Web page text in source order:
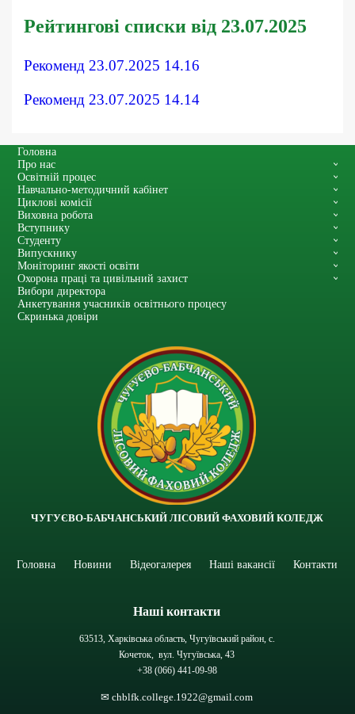
Рейтингові списки від 23.07.2025
Рекоменд 23.07.2025 14.16
Рекоменд 23.07.2025 14.14
Головна
Про нас
Освітній процес
Навчально-методичний кабінет
Циклові комісії
Виховна робота
Вступнику
Студенту
Випускнику
Моніторинг якості освіти
Охорона праці та цивільний захист
Вибори директора
Анкетування учасників освітнього процесу
Скринька довіри
ЧУГУЄВО-БАБЧАНСЬКИЙ ЛІСОВИЙ ФАХОВИЙ КОЛЕДЖ
Головна Новини Відеогалерея Наші вакансії Контакти
Наші контакти
63513, Харківська область, Чугуївський район, с.
Кочеток, вул. Чугуївська, 43
+38 (066) 441-09-98
✉ chblfk.college.1922@gmail.com